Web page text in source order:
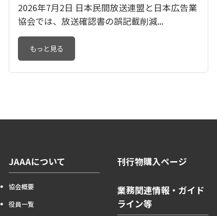
2026年7月2日 日本民間放送連盟と日本広告業
協会では、放送確認書の誤記載削減...
もっと見る
JAAAについて
協会概要
役員一覧
刊行物購入ページ
業務関連情報・ガイド
ライン等